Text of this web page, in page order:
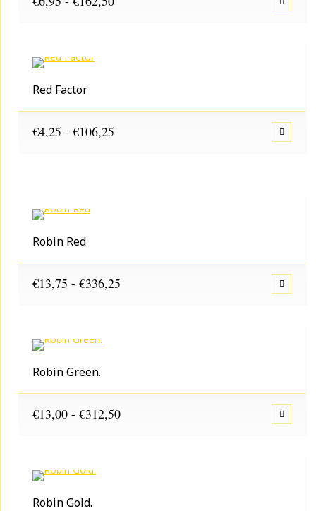
Red Factor
€4,25 - €106,25
Robin Red
€13,75 - €336,25
Robin Green.
€13,00 - €312,50Prijsklasse:
Robin Gold.